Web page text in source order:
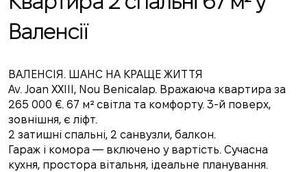
Валенсії
ВАЛЕНСІЯ. ШАНС НА КРАЩЕ ЖИТТЯ
Av. Joan XXIII, Nou Benicalap. Вражаюча квартира за
265 000 €. 67 м² світла та комфорту. 3-й поверх,
зовнішня, є ліфт.
2 затишні спальні, 2 санвузли, балкон.
Гараж і комора — включено у вартість. Сучасна
кухня, простора вітальня, ідеальне планування.